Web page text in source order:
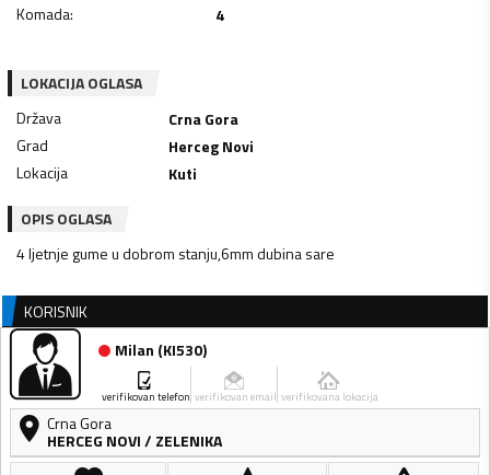
Komada: 4
LOKACIJA OGLASA
Država
Crna Gora
Grad
Herceg Novi
Lokacija
Kuti
OPIS OGLASA
4 ljetnje gume u dobrom stanju,6mm dubina sare
KORISNIK
Milan (KI530)
verifikovan telefon verifikovan email verifikovana lokacija
Crna Gora
HERCEG NOVI/ ZELENIKA